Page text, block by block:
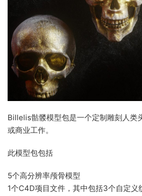
Billelis骷髅模型包是一个定制雕刻人类
或商业工作。
此模型包包括
5个高分辨率颅骨模型
1个C4D项目文件，其中包括3个自定义